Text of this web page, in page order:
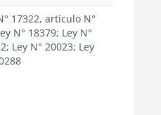
17322, artículo N°
N° 18379; Ley N°
Ley N° 20023; Ley